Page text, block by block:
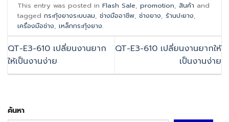
This entry was posted inFlash Sale,promotion,สินค้า and
taggedกระทุ้งยางระบบลม,ช่างมืออาชีพ,ช่างยาง,ร้านปะยาง,
เครื่องมือช่าง,เหล็กกระทุ้งยาง.
QT-E3-610 เปลี่ยนงานยาก
ให้เป็นงานง่าย
QT-E3-610 เปลี่ยนงานยากให้
เป็นงานง่าย
ค้นหา